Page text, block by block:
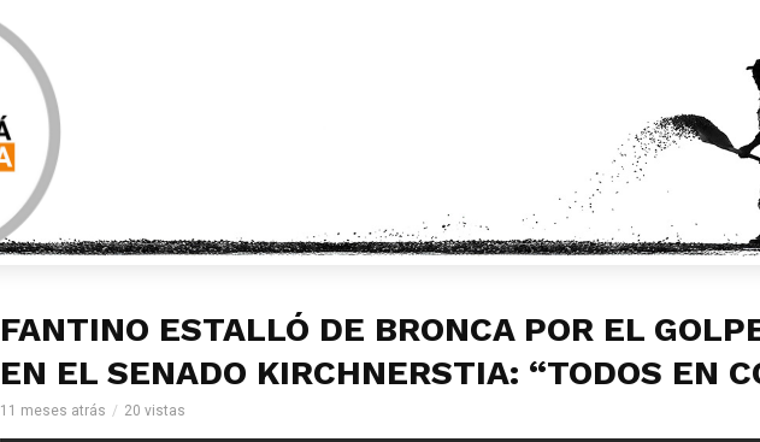
FANTINO ESTALLÓ DE BRONCA POR EL
EN EL SENADO KIRCHNERSTIA: “TODOS EN
11 meses atrás 20 vistas